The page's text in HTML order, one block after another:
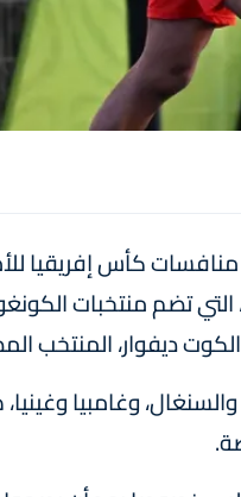
كأس إفريقيا
تضم منتخبات الكونغو
ديفوار، المنتخب
وغامبيا وغينيا،